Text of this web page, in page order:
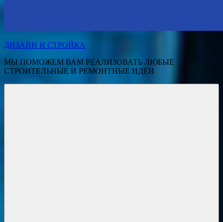
ДИЗАЙН И СТРОЙКА
МЫ ПОМОЖЕМ ВАМ РЕАЛИЗОВАТЬ ЛЮБЫЕ
СТРОИТЕЛЬНЫЕ И РЕМОНТНЫЕ ИДЕИ